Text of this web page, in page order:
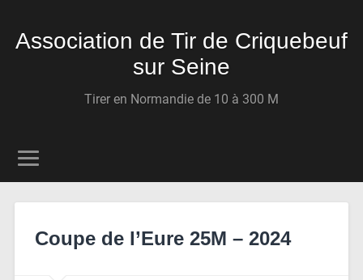
Association de Tir de Criquebeuf
sur Seine
Tirer en Normandie de 10 à 300 M
Coupe de l’Eure 25M – 2024